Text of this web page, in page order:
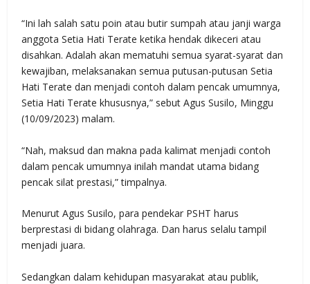
“Ini lah salah satu poin atau butir sumpah atau janji warga
anggota Setia Hati Terate ketika hendak dikeceri atau
disahkan. Adalah akan mematuhi semua syarat-syarat dan
kewajiban, melaksanakan semua putusan-putusan Setia
Hati Terate dan menjadi contoh dalam pencak umumnya,
Setia Hati Terate khususnya,” sebut Agus Susilo, Minggu
(10/09/2023) malam.
“Nah, maksud dan makna pada kalimat menjadi contoh
dalam pencak umumnya inilah mandat utama bidang
pencak silat prestasi,” timpalnya.
Menurut Agus Susilo, para pendekar PSHT harus
berprestasi di bidang olahraga. Dan harus selalu tampil
menjadi juara.
Sedangkan dalam kehidupan masyarakat atau publik,